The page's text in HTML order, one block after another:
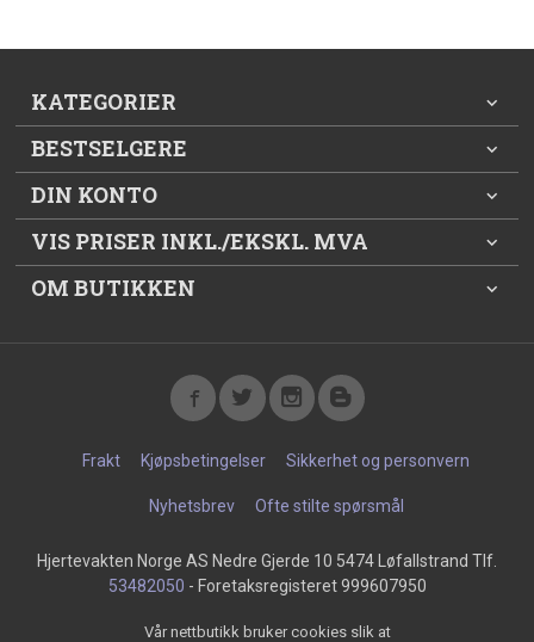
KATEGORIER
BESTSELGERE
DIN KONTO
VIS PRISER INKL./EKSKL. MVA
OM BUTIKKEN
Frakt Kjøpsbetingelser Sikkerhet og personvern
Nyhetsbrev Ofte stilte spørsmål
Hjertevakten Norge AS Nedre Gjerde 10 5474 Løfallstrand Tlf.
53482050 - Foretaksregisteret 999607950
Vår nettbutikk bruker cookies slik at